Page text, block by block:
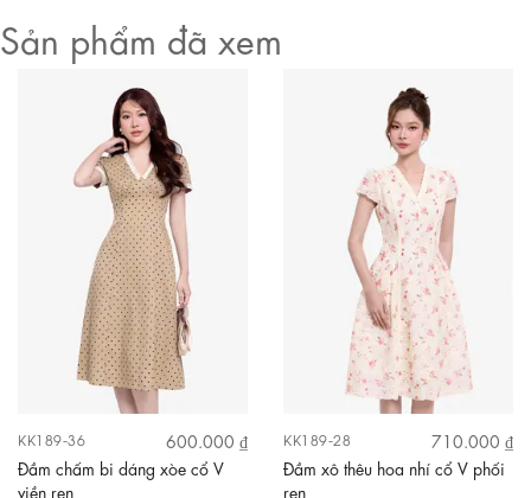
Sản phẩm đã xem
KK189-36
600.000 ₫
Đầm chấm bi dáng xòe cổ V
viền ren
KK189-28
710.000 ₫
Đầm xô thêu hoa nhí cổ V phối
ren